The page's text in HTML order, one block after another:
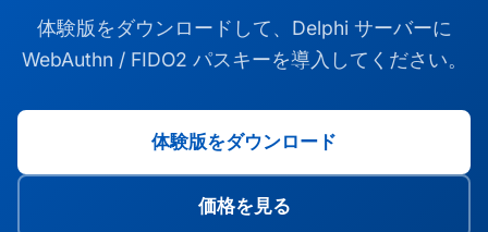
体験版をダウンロードして、Delphi サーバーに
WebAuthn / FIDO2 パスキーを導入してください。
体験版をダウンロード
価格を見る